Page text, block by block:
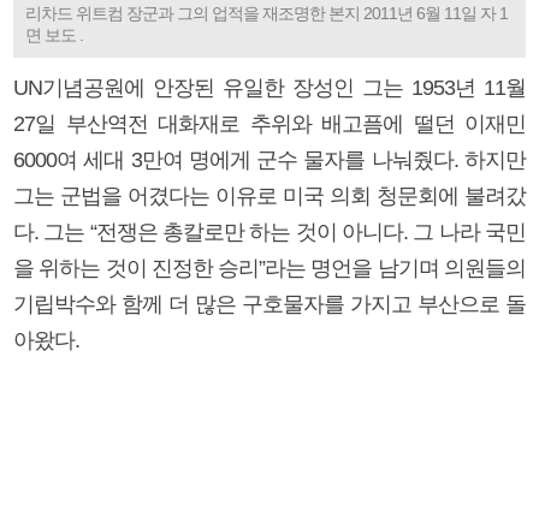
리차드 위트컴 장군과 그의 업적을 재조명한 본지 2011년 6월 11일 자 1
면 보도 .
UN기념공원에 안장된 유일한 장성인 그는 1953년 11월
27일 부산역전 대화재로 추위와 배고픔에 떨던 이재민
6000여 세대 3만여 명에게 군수 물자를 나눠줬다. 하지만
그는 군법을 어겼다는 이유로 미국 의회 청문회에 불려갔
다. 그는 “전쟁은 총칼로만 하는 것이 아니다. 그 나라 국민
을 위하는 것이 진정한 승리”라는 명언을 남기며 의원들의
기립박수와 함께 더 많은 구호물자를 가지고 부산으로 돌
아왔다.